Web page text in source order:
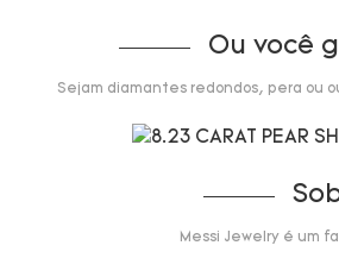
Ou você
Sejam diamantes redondos, pera ou
Messi Jewelry é um